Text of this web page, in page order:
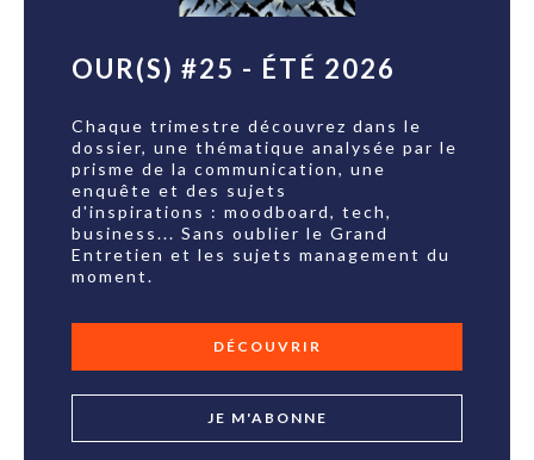
OUR(S) #25 - ÉTÉ 2026
Chaque trimestre découvrez dans le
dossier, une thématique analysée par le
prisme de la communication, une
enquête et des sujets
d'inspirations : moodboard, tech,
business... Sans oublier le Grand
Entretien et les sujets management du
moment.
DÉCOUVRIR
JE M'ABONNE